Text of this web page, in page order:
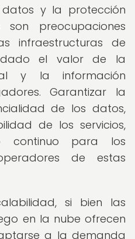
y la protección
preocupaciones
infraestructuras de
el valor de la
y la información
Garantizar la
de los datos,
de los servicios,
continuo para los
de estas
si bien las
en la nube ofrecen
a la demanda